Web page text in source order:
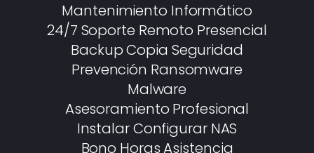
Mantenimiento Informático
24/7 Soporte Remoto Presencial
Backup Copia Seguridad
Prevención Ransomware
Malware
Asesoramiento Profesional
Instalar Configurar NAS
Bono Horas Asistencia